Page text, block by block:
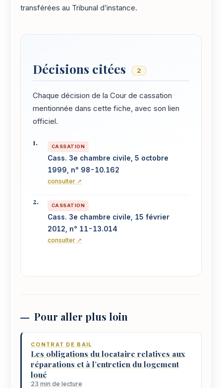
transférées au Tribunal d’instance.
Décisions citées 2
Chaque décision de la Cour de cassation
mentionnée dans cette fiche, avec son lien
officiel.
CASSATION
Cass. 3e chambre civile, 5 octobre
1999, n° 98-10.162
consulter ↗
CASSATION
Cass. 3e chambre civile, 15 février
2012, n° 11-13.014
consulter ↗
Pour aller plus loin
CONTRAT DE BAIL
Les obligations du locataire relatives aux
réparations et à l’entretien du logement
loué
23 min de lecture